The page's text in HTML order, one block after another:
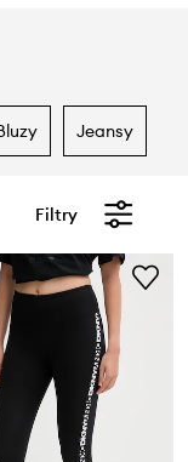
bluzy jeansy
Filtry